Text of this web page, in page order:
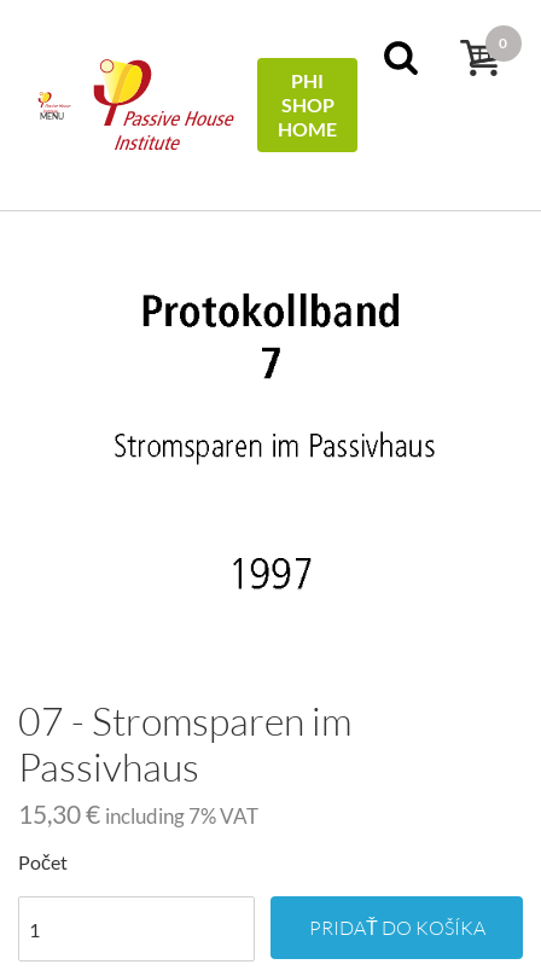
MENU
PHI
SHOP
HOME
0
Protocols 07 - Stromsparen im Passivhaus
07 - Stromsparen im
Passivhaus
15,30 € including 7% VAT
Počet
PRIDAŤ DO KOŠÍKA